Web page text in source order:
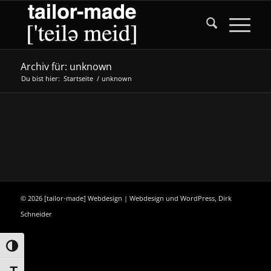
springen
Navigation
springen
Umschalten auf hohe Kontraste
Archiv für: unknown
Du bist hier: Startseite / unknown
© 2026 [tailor-made] Webdesign | Webdesign und WordPress, Dirk
Schneider